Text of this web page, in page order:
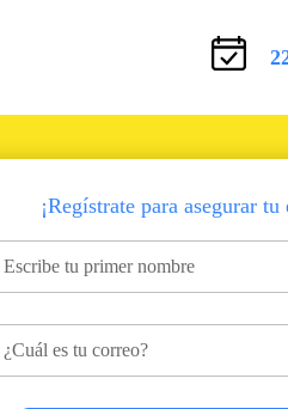
¡Regístrate para asegurar tu